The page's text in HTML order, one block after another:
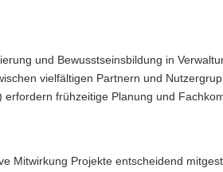
und Bewusstseinsbildung in
vielfältigen Partnern und
frühzeitige Planung und
Mitwirkung Projekte entscheidend